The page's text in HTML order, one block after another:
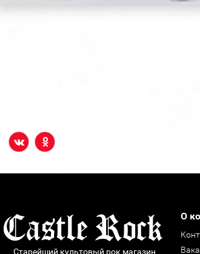
Старейший культовый рок магазин
О